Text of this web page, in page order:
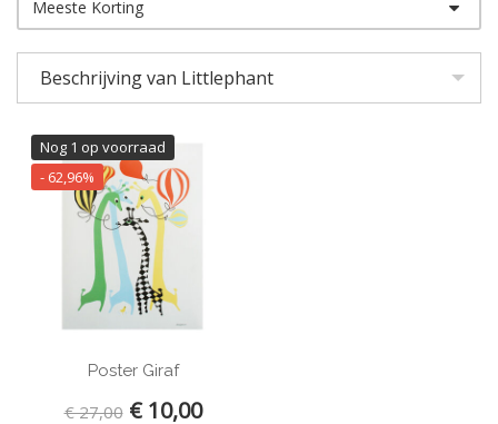
Dynamic Comfort
Esthex
Filibabba
Frank Fischer
ISAK
KAOS
KidWild
Kinta
Klippan
Shop op thema
Meeste Korting
Beschrijving van Littlephant
Nog 1 op voorraad
- 62,96%
Poster Giraf
€ 27,00€ 10,00